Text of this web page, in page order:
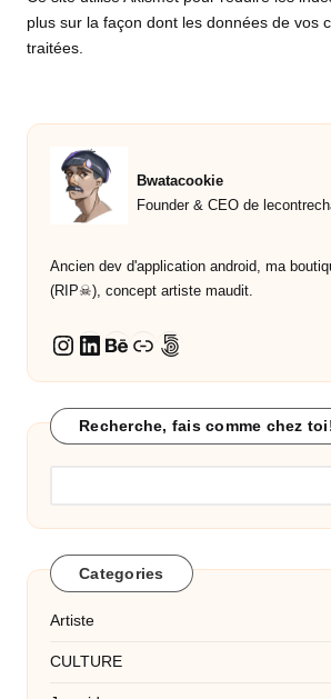
plus sur la façon dont les données de vos
traitées.
Bwatacookie
Founder & CEO de
Ancien dev d'application android, ma
(RIP☠︎︎), concept artiste maudit.
Instagram
LinkedIn
Behance
Lien500px
Recherche, fais comme chez
Categories
Artiste
CULTURE